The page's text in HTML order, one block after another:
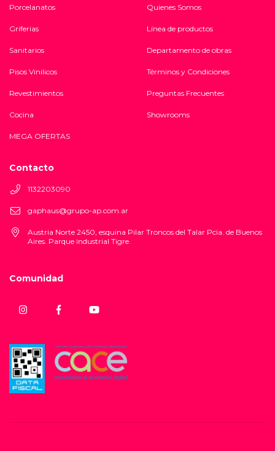
Porcelanatos
Griferias
Sanitarios
Pisos Vinilicos
Revestimientos
Cocina
MEGA OFERTAS
Quienes Somos
Línea de productos
Departamento de obras
Términos y Condiciones
Preguntas Frecuentes
Showrooms
Contacto
1132203090
gaphaus@grupo-ap.com.ar
Austria Norte 2450, esquina Pilar Troncos del Talar Pcia. de Buenos
Aires. Parque industrial Tigre.
Comunidad